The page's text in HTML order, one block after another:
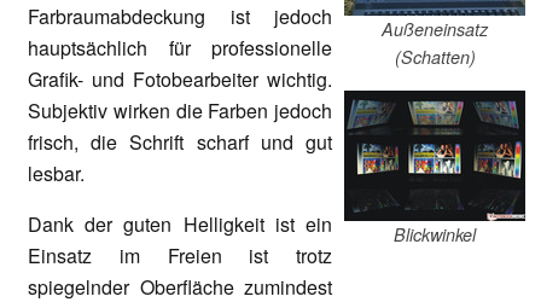
Außeneinsatz
(Schatten)
Blickwinkel
Farbraumabdeckung ist jedoch
hauptsächlich für professionelle
Grafik- und Fotobearbeiter wichtig.
Subjektiv wirken die Farben jedoch
frisch, die Schrift scharf und gut
lesbar.
Dank der guten Helligkeit ist ein
Einsatz im Freien ist trotz
spiegelnder Oberfläche zumindest